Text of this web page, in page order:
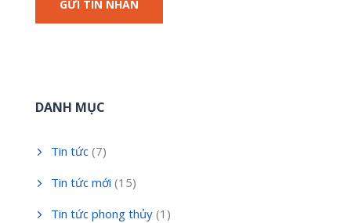
DANH MỤC
Tin tức (7)
Tin tức mới (15)
Tin tức phong thủy (1)